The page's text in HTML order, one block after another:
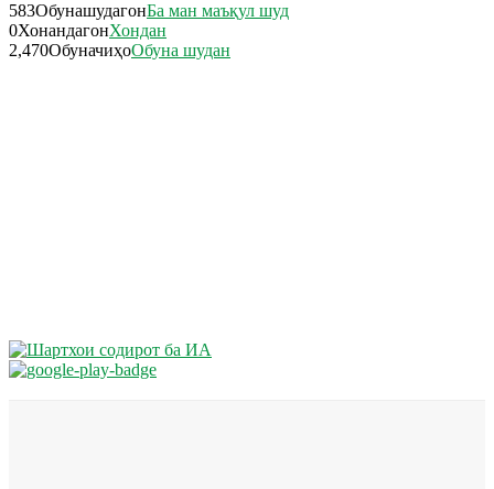
583ОбунашудагонБа ман маъқул шуд
0ХонандагонХондан
2,470ОбуначиҳоОбуна шудан